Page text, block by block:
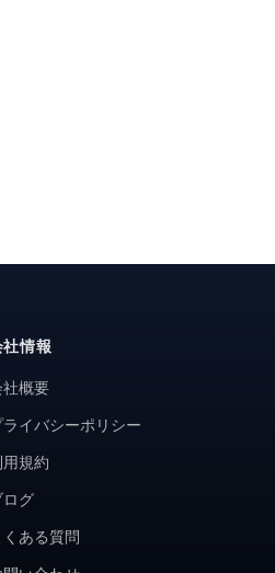
社情報
概要
ライバシーポリシー
規約
ログ
くある質問